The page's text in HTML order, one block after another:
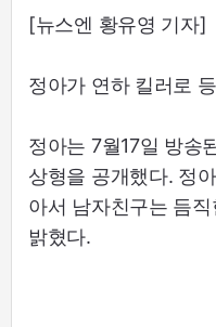
[뉴스엔 황유영 기자]
정아가 연하 킬러로
정아는 7월17일 방송
상형을 공개했다. 정
아서 남자친구는 듬
밝혔다.